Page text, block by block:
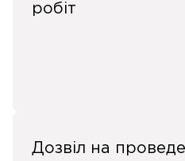
робіт
Дозвіл на